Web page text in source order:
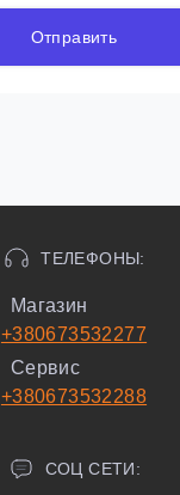
Отправить
ТЕЛЕФОНЫ:
Магазин
+380673532277
Сервис
+380673532288
СОЦ СЕТИ: